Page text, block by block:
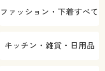
ファッション・下着すべて
キッチン・雑貨・日用品